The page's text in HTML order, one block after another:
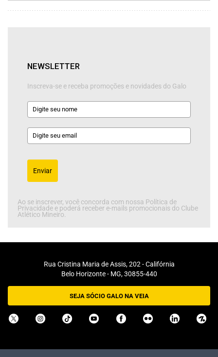
NEWSLETTER
Inscreva-se e receba promoções e novidades do Galo
Enviar
Ao se inscrever, você concorda com nossa Política de
Privacidade e poderá receber e-mails promocionais do Clube
Atlético Mineiro.
Rua Cristina Maria de Assis, 202 - Califórnia
Belo Horizonte - MG, 30855-440
SEJA SÓCIO GALO NA VEIA